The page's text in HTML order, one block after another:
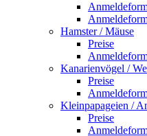
Hamster / Mäuse
Preise
Kanarienvögel /
Preise
Kleinpapageien /
Preise